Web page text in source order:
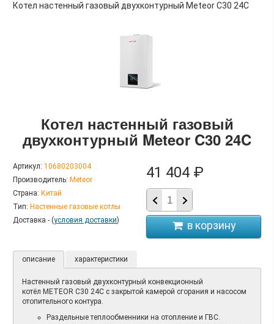
Котел настенный газовый двухконтурный Meteor C30 24C
Котел настенный газовый
двухконтурный Meteor C30 24C
Артикул: 10680203004
Производитель: Meteor
Страна: Китай
Тип: Настенные газовые котлы
Доставка - (условия доставки)
41 404 ₽
описание характеристики
Настенный газовый двухконтурный конвекционный
котёл METEOR C30 24C с закрытой камерой сгорания и насосом
отопительного контура.
Раздельные теплообменники на отопление и ГВС.